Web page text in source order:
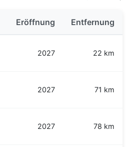
Eröffnung Entfernung
2027 22 km
2027 71 km
2027 78 km